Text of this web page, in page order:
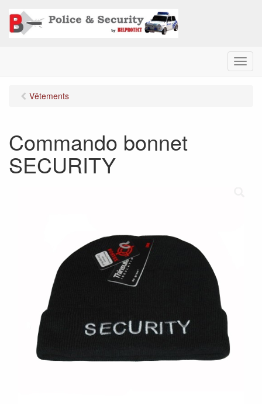
M
e
Vêtements
Commando bonnet
SECURITY